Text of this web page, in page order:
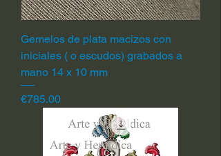
Gemelos de plata macizos con
iniciales ( o escudos) grabados a
mano 14 x 10 mm
Price
€785.00